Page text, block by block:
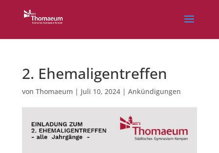
2. Ehemaligentreffen
von Thomaeum | Juli 10, 2024| Ankündigungen